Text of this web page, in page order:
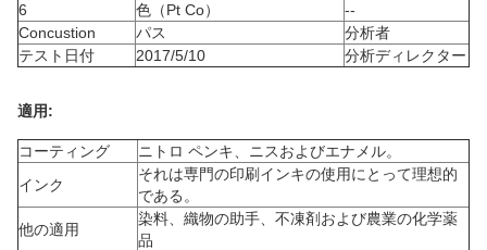
6
色（Pt Co）
--
Concustion
パス
分析者
テスト日付
2017/5/10 分析ディレクター
適用:
コーティング
ニトロ ペンキ、ニスおよびエナメル。
インク
それは専門の印刷インキの使用にとって理想的
である。
他の適用
染料、織物の助手、不凍剤および農業の化学薬
品